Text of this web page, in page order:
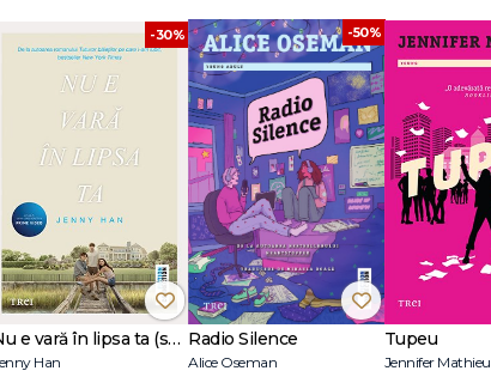
-30%
Nu e vară în lipsa ta (seria Vara, vol. 2, ediție tie-in)
Han
-50%
Radio Silence
Alice Oseman
Tupeu
Jennifer Mathieu